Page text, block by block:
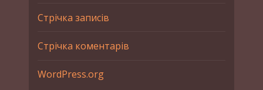
Стрічка записів
Стрічка коментарів
WordPress.org